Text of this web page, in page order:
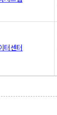
터센터